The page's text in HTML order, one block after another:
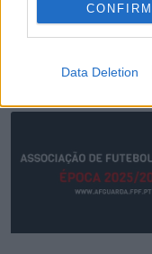
CONFIRM
Data Deletion
Radares de